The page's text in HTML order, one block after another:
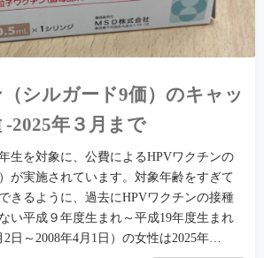
シルガード9価）のキャッ
2025年３月まで
⽣を対象に、公費によるHPVワクチンの
が実施されています。対象年齢をすぎて
きるように、過去にHPVワクチンの接種
い平成９年度生まれ～平成19年度生まれ
2日～2008年4月1日）の女性は2025年…